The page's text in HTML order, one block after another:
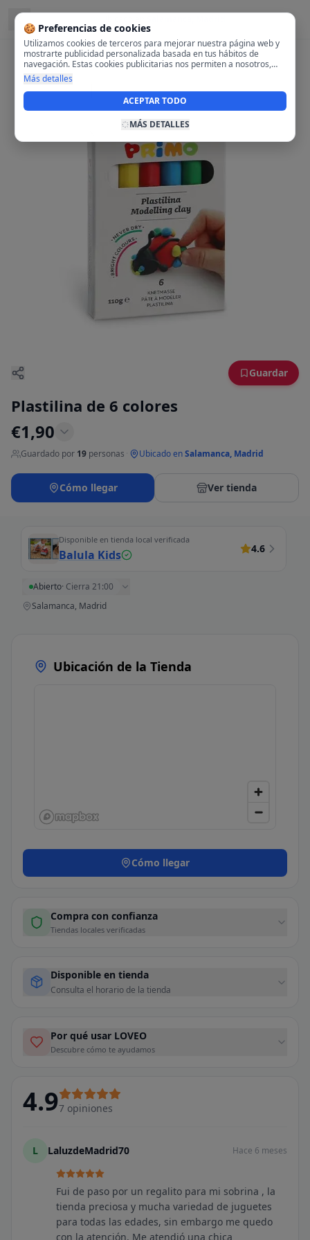
🍪 Preferencias de cookies
Utilizamos cookies de terceros para mejorar nuestra página web y
mostrarte publicidad personalizada basada en tus hábitos de
navegación. Estas cookies publicitarias nos permiten a nosotros,
analizar tu navegación en nuestra página y en internet para
mostrarte anuncios relevantes para ti. Al activarlas, aceptas el uso
de cookies para fines publicitarios y la recopilación y tratamiento de
tus datos de navegación, incluyendo la posible compartición de
Más detalles
ACEPTAR TODO
MÁS DETALLES
Guardar
Plastilina de 6 colores
€1,90
Guardado por 19 personas Ubicado enSalamanca, Madrid
Cómo llegar Ver tienda
Disponible en tienda local verificada
Balula Kids 4.6
Abierto· Cierra 21:00
Salamanca, Madrid
Ubicación de la Tienda
Cómo llegar
Compra con confianza
Tiendas locales verificadas
Disponible en tienda
Consulta el horario de la tienda
Por qué usar LOVEO
Descubre cómo te ayudamos
4.97 opiniones
L LaluzdeMadrid70 Hace 6 meses
Fui de paso por un regalito para mi sobrina , la
tienda preciosa y mucha variedad de juguetes
para todas las edades, sin embargo me quedo
con la atención. Me atendió una chica